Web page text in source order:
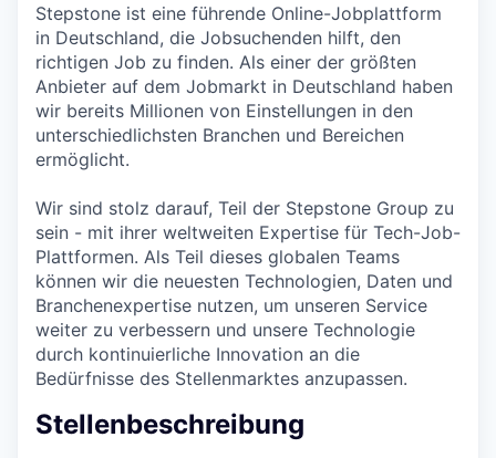
Stepstone ist eine führende Online-Jobplattform
in Deutschland, die Jobsuchenden hilft, den
richtigen Job zu finden. Als einer der größten
Anbieter auf dem Jobmarkt in Deutschland haben
wir bereits Millionen von Einstellungen in den
unterschiedlichsten Branchen und Bereichen
ermöglicht.
Wir sind stolz darauf, Teil der Stepstone Group zu
sein - mit ihrer weltweiten Expertise für Tech-Job-
Plattformen. Als Teil dieses globalen Teams
können wir die neuesten Technologien, Daten und
Branchenexpertise nutzen, um unseren Service
weiter zu verbessern und unsere Technologie
durch kontinuierliche Innovation an die
Bedürfnisse des Stellenmarktes anzupassen.
Stellenbeschreibung